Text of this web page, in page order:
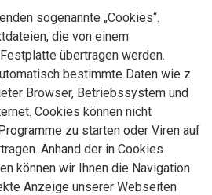
sogenannte „Cookies“.
die von einem
übertragen werden.
bestimmte Daten wie z.
Browser, Betriebssystem und
Cookies können nicht
zu starten oder Viren auf
Anhand der in Cookies
können wir Ihnen die Navigation
Anzeige unserer Webseiten